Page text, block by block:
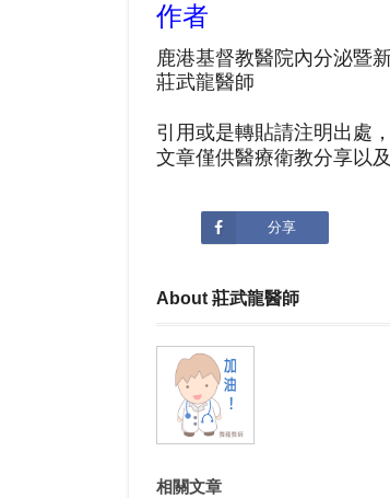
作者
鹿港基督教醫院內分泌暨
莊武龍醫師
引用或是轉貼請注明出處，
文章僅供醫療衛教分享以
分享
About 莊武龍醫師
相關文章